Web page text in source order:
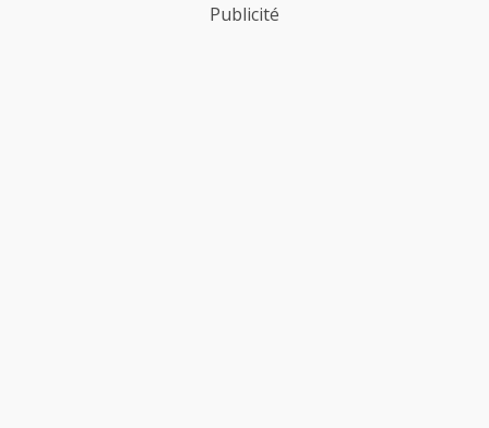
Publicité